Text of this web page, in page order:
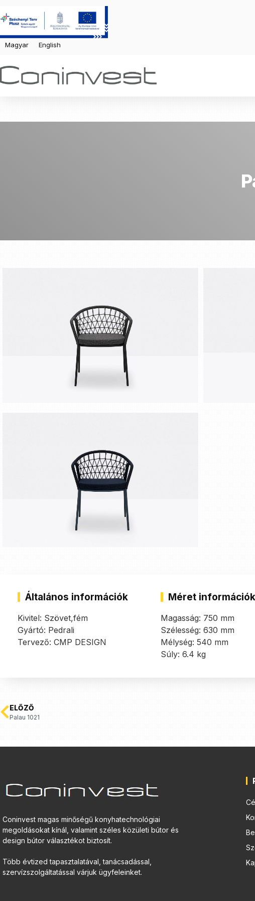
Magyar English
Általános információk
Kivitel: Szövet,fém
Gyártó: Pedrali
Tervező: CMP DESIGN
Méret információk
Magasság: 750 mm
Szélesség: 630 mm
Mélység: 540 mm
Súly: 6.4 kg
ELŐZŐ
Palau 1021
Coninvest magas minőségű konyhatechnológiai
megoldásokat kínál, valamint széles közületi bútor és
design bútor választékot biztosít.
Több évtized tapasztalatával, tanácsadással,
szervízszolgáltatással várjuk ügyfeleinket.